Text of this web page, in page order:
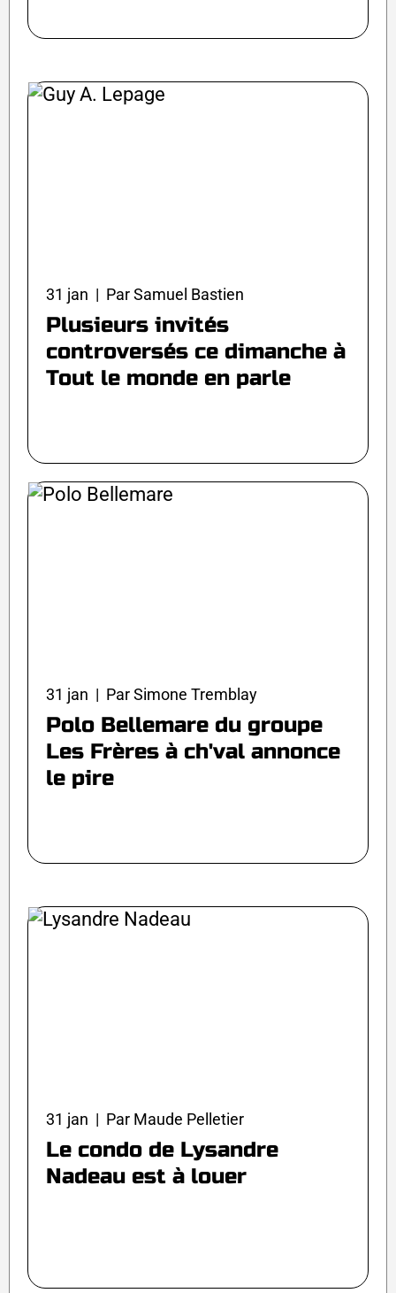
31 jan | Par Samuel Bastien
Plusieurs invités
controversés ce dimanche à
Tout le monde en parle
31 jan | Par Simone Tremblay
Polo Bellemare du groupe
Les Frères à ch'val annonce
le pire
31 jan | Par Maude Pelletier
Le condo de Lysandre
Nadeau est à louer